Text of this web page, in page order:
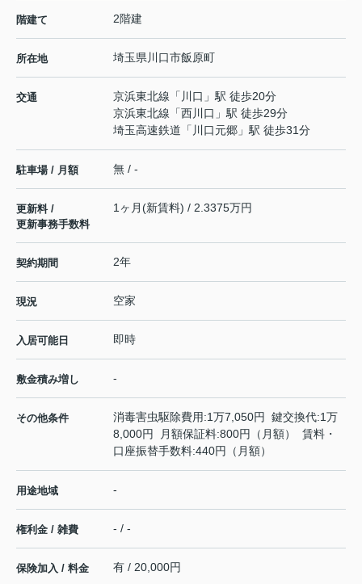
階建て 2階建
所在地 埼玉県 川口市飯原町
交通 京浜東北線 「 川口 」駅 徒歩20分
京浜東北線 「西川口 」駅 徒歩29分
埼玉高速鉄道 「 川口元郷 」駅 徒歩31分
駐車場 / 月額 無 / -
更新料 /
更新事務手数料
1ヶ月(新賃料) / 2.3375万円
契約期間 2年
現況 空家
入居可能日 即時
敷金積み増し -
その他条件
消毒害虫駆除費用:1万7,050円 鍵交換代:1万
8,000円 月額保証料:800円（月額） 賃料・
口座振替手数料:440円（月額）
用途地域 -
権利金 / 雑費 - / -
保険加入 / 料金 有 / 20,000円